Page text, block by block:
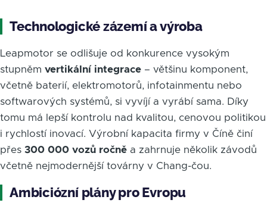
Technologické zázemí a výroba
Leapmotor se odlišuje od konkurence vysokým
stupněm vertikální integrace – většinu komponent,
včetně baterií, elektromotorů, infotainmentu nebo
softwarových systémů, si vyvíjí a vyrábí sama. Díky
tomu má lepší kontrolu nad kvalitou, cenovou politikou
i rychlostí inovací. Výrobní kapacita firmy v Číně činí
přes 300 000 vozů ročně a zahrnuje několik závodů
včetně nejmodernější továrny v Chang-čou.
Ambiciózní plány pro Evropu